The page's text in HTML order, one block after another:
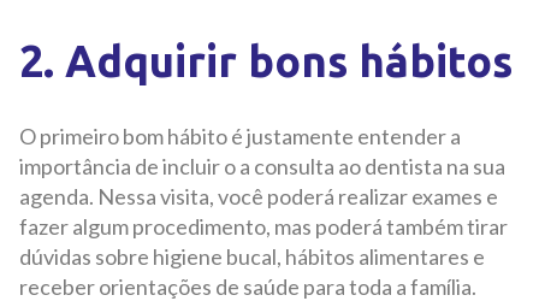
2. Adquirir bons hábitos
O primeiro bom hábito é justamente entender a
importância de incluir o a consulta ao dentista na sua
agenda. Nessa visita, você poderá realizar exames e
fazer algum procedimento, mas poderá também tirar
dúvidas sobre higiene bucal, hábitos alimentares e
receber orientações de saúde para toda a família.